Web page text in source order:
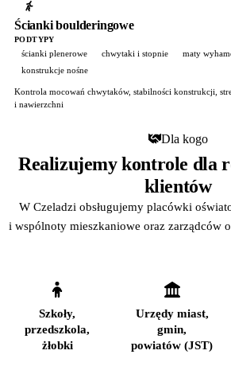
Ścianki boulderingowe
PODTYPY
ścianki plenerowe chwytaki i stopnie
maty
konstrukcje nośne
Kontrola mocowań chwytaków, stabilności konstrukcji,
i nawierzchni
Dla kogo
Realizujemy kontrole dla
klientów
W Czeladzi obsługujemy placówki
i wspólnoty mieszkaniowe oraz zarządców
Szkoły,
przedszkola,
żłobki
Urzędy miast,
gmin,
powiatów (JST)